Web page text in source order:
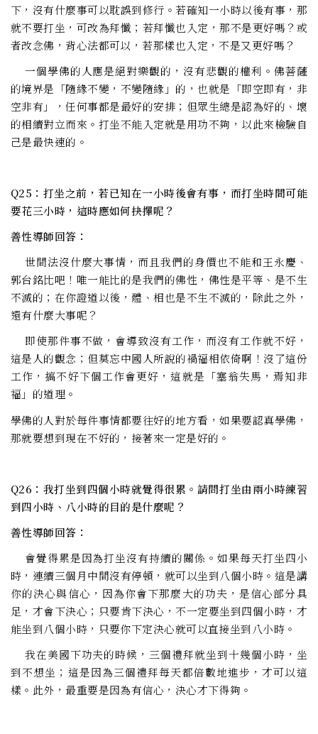
下，沒有什麼事可以耽誤到修行。若確知一小時以後有事，那
就不要打坐，可改為拜懺；若拜懺也入定，那不是更好嗎？或
者改念佛，背心法都可以，若那樣也入定，不是又更好嗎？
一個學佛的人應是絕對樂觀的，沒有悲觀的權利。佛菩薩
的境界是「隨緣不變，不變隨緣」的，也就是「即空即有，非
空非有」，任何事都是最好的安排；但眾生總是認為好的、壞
的相續對立而來。打坐不能入定就是用功不夠，以此來檢驗自
己是最快速的。
Q25：打坐之前，若已知在一小時後會有事，而打坐時間可能
要花三小時，這時應如何抉擇呢？
善性導師回答：
世間法沒什麼大事情，而且我們的身價也不能和王永慶、
郭台銘比吧！唯一能比的是我們的佛性，佛性是平等、是不生
不滅的；在你證道以後，體、相也是不生不滅的，除此之外，
還有什麼大事呢？
即使那件事不做，會導致沒有工作，而沒有工作就不好，
這是人的觀念；但莫忘中國人所說的禍福相依倚啊！沒了這份
工作，搞不好下個工作會更好，這就是「塞翁失馬，焉知非
福」的道理。
學佛的人對於每件事情都要往好的地方看，如果要認真學佛，
那就要想到現在不好的，接著來一定是好的。
Q26：我打坐到四個小時就覺得很累。請問打坐由兩小時練習
到四小時、八小時的目的是什麼呢？
善性導師回答：
會覺得累是因為打坐沒有持續的關係。如果每天打坐四小
時，連續三個月中間沒有停頓，就可以坐到八個小時。這是講
你的決心與信心，因為你會下那麼大的功夫，是信心部分具
足，才會下決心；只要肯下決心，不一定要坐到四個小時，才
能坐到八個小時，只要你下定決心就可以直接坐到八小時。
我在美國下功夫的時候，三個禮拜就坐到十幾個小時，坐
到不想坐；這是因為三個禮拜每天都倍數地進步，才可以這
樣。此外，最重要是因為有信心，決心才下得夠。